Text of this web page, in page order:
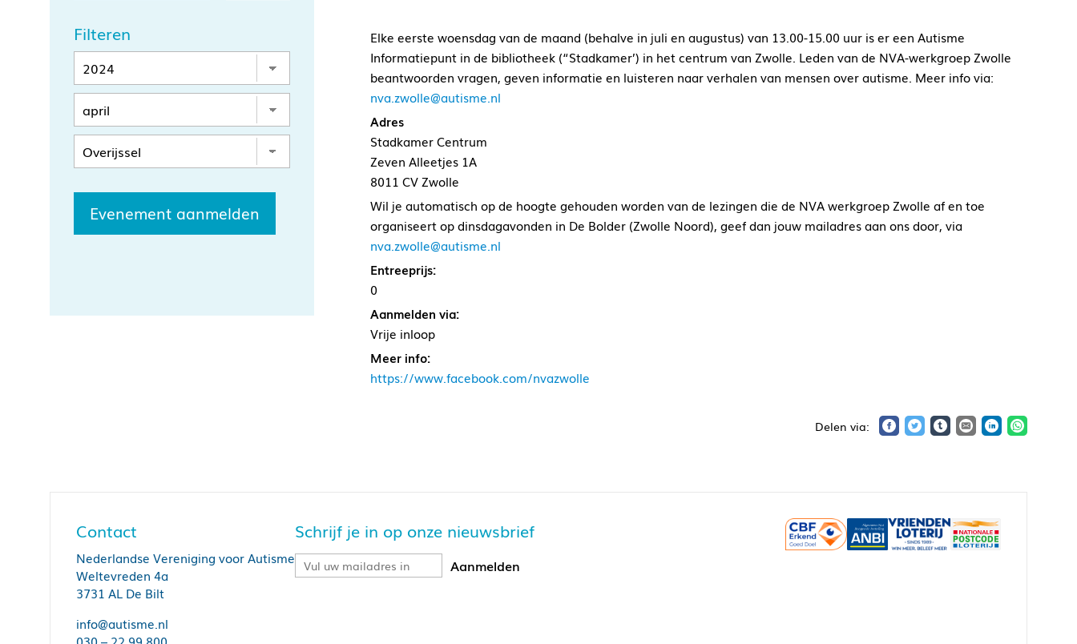
Filteren
Evenement aanmelden
Elke eerste woensdag van de maand (behalve in juli en augustus) van 13.00-15.00 uur is er een Autisme
Informatiepunt in de bibliotheek (“Stadkamer’) in het centrum van Zwolle. Leden van de NVA-werkgroep Zwolle
beantwoorden vragen, geven informatie en luisteren naar verhalen van mensen over autisme. Meer info via:
nva.zwolle@autisme.nl
Adres
Stadkamer Centrum
Zeven Alleetjes 1A
8011 CV Zwolle
Wil je automatisch op de hoogte gehouden worden van de lezingen die de NVA werkgroep Zwolle af en toe
organiseert op dinsdagavonden in De Bolder (Zwolle Noord), geef dan jouw mailadres aan ons door, via
nva.zwolle@autisme.nl
Entreeprijs:
0
Aanmelden via:
Vrije inloop
Meer info:
https://www.facebook.com/nvazwolle
Contact
Nederlandse Vereniging voor Autisme
Weltevreden 4a
3731 AL De Bilt
info@autisme.nl
Schrijf je in op onze nieuwsbrief